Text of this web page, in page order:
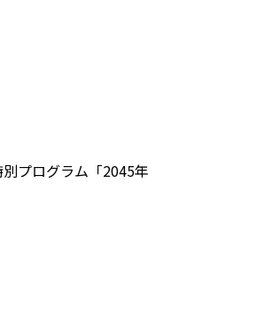
プログラム「2045年